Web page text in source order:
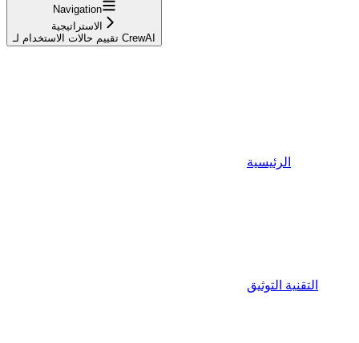
Navigation
الاستراتيجية
تقييم حالات الاستخدام لـ CrewAI
الرئيسية
التقنية التوثيق